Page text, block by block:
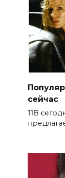
сейчас
11В